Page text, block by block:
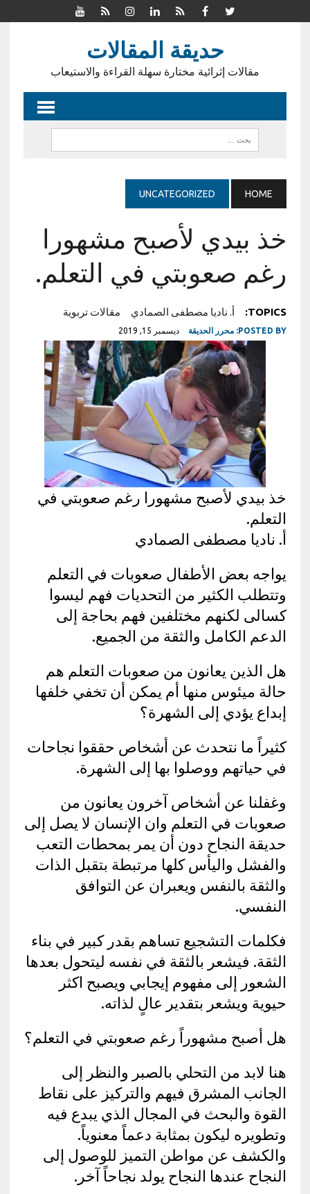
حديقة المقالات
مقالات إثرائية مختارة سهلة القراءة والاستيعاب
HOME
UNCATEGORIZED
خذ بيدي لأصبح مشهورا
رغم صعوبتي في التعلم.
TOPICS: أ. ناديا مصطفى الصمادي مقالات تربوية
POSTED BY: محرر الحديقة ديسمبر 15, 2019
خذ بيدي لأصبح مشهورا رغم صعوبتي في
التعلم.
أ. ناديا مصطفى الصمادي
يواجه بعض الأطفال صعوبات في التعلم
وتتطلب الكثير من التحديات فهم ليسوا
كسالى لكنهم مختلفين فهم بحاجة إلى
الدعم الكامل والثقة من الجميع.
هل الذين يعانون من صعوبات التعلم هم
حالة ميئوس منها أم يمكن أن تخفي خلفها
إبداع يؤدي إلى الشهرة؟
كثيراً ما نتحدث عن أشخاص حققوا نجاحات
في حياتهم ووصلوا بها إلى الشهرة.
وغفلنا عن أشخاص آخرون يعانون من
صعوبات في التعلم وان الإنسان لا يصل إلى
حديقة النجاح دون أن يمر بمحطات التعب
والفشل واليأس كلها مرتبطة بتقبل الذات
والثقة بالنفس ويعبران عن التوافق
النفسي.
فكلمات التشجيع تساهم بقدر كبير في بناء
الثقة. فيشعر بالثقة في نفسه ليتحول بعدها
الشعور إلى مفهوم إيجابي ويصبح اكثر
حيوية ويشعر بتقدير عالٍ لذاته.
هل أصبح مشهوراً رغم صعوبتي في التعلم؟
هنا لابد من التحلي بالصبر والنظر إلى
الجانب المشرق فيهم والتركيز على نقاط
القوة والبحث في المجال الذي يبدع فيه
وتطويره ليكون بمثابة دعماً معنوياً.
والكشف عن مواطن التميز للوصول إلى
النجاح عندها النجاح يولد نجاحاً آخر.